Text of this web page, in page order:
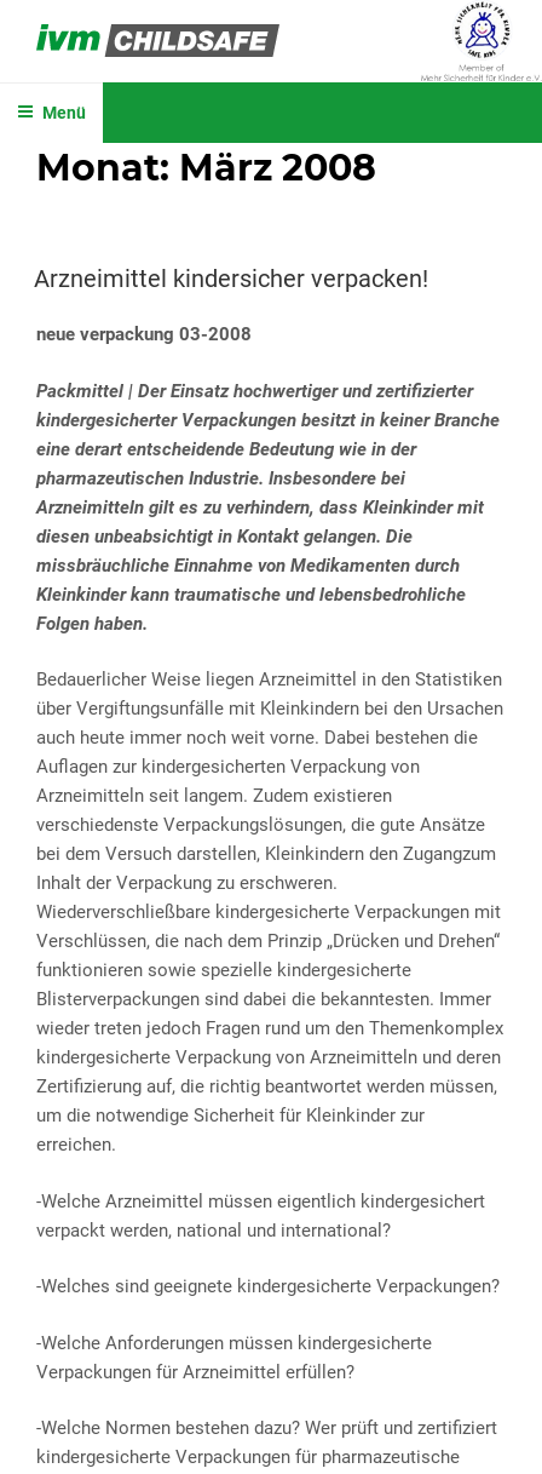
Inhalt
IVM CHILDSAFE
Menü
Monat: März 2008
VERÖFFENTLICHT
AM
Arzneimittel kindersicher verpacken!
neue verpackung 03-2008
Packmittel | Der Einsatz hochwertiger und zertifizierter
kindergesicherter Verpackungen besitzt in keiner Branche
eine derart entscheidende Bedeutung wie in der
pharmazeutischen Industrie. Insbesondere bei
Arzneimitteln gilt es zu verhindern, dass Kleinkinder mit
diesen unbeabsichtigt in Kontakt gelangen. Die
missbräuchliche Einnahme von Medikamenten durch
Kleinkinder kann traumatische und lebensbedrohliche
Folgen haben.
Bedauerlicher Weise liegen Arzneimittel in den Statistiken
über Vergiftungsunfälle mit Kleinkindern bei den Ursachen
auch heute immer noch weit vorne. Dabei bestehen die
Auflagen zur kindergesicherten Verpackung von
Arzneimitteln seit langem. Zudem existieren
verschiedenste Verpackungslösungen, die gute Ansätze
bei dem Versuch darstellen, Kleinkindern den Zugangzum
Inhalt der Verpackung zu erschweren.
Wiederverschließbare kindergesicherte Verpackungen mit
Verschlüssen, die nach dem Prinzip „Drücken und Drehen“
funktionieren sowie spezielle kindergesicherte
Blisterverpackungen sind dabei die bekanntesten. Immer
wieder treten jedoch Fragen rund um den Themenkomplex
kindergesicherte Verpackung von Arzneimitteln und deren
Zertifizierung auf, die richtig beantwortet werden müssen,
um die notwendige Sicherheit für Kleinkinder zur
erreichen.
-Welche Arzneimittel müssen eigentlich kindergesichert
verpackt werden, national und international?
-Welches sind geeignete kindergesicherte Verpackungen?
-Welche Anforderungen müssen kindergesicherte
Verpackungen für Arzneimittel erfüllen?
-Welche Normen bestehen dazu? Wer prüft und zertifiziert
kindergesicherte Verpackungen für pharmazeutische